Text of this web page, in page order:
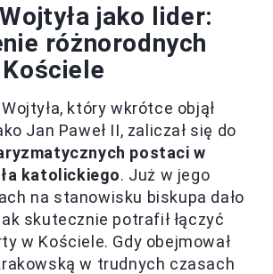
jako lider:
różnorodnych
który wkrótce objął
Jan Paweł II, zaliczał się do
postaci w
katolickiego. Już w jego
na stanowisku biskupa dało
skutecznie potrafił łączyć
w Kościele. Gdy obejmował
w trudnych czasach